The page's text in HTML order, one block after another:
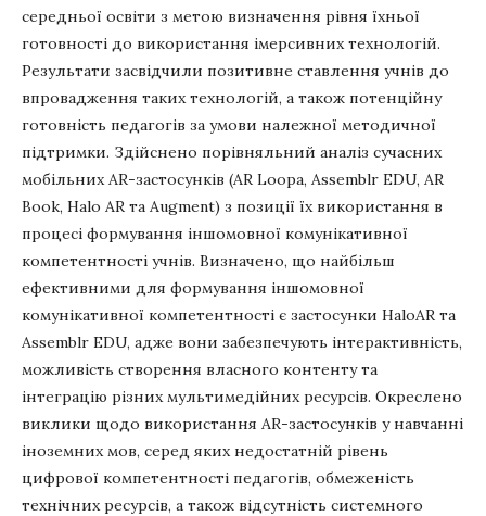
середньої освіти з метою визначення рівня їхньої
готовності до використання імерсивних технологій.
Результати засвідчили позитивне ставлення учнів до
впровадження таких технологій, а також потенційну
готовність педагогів за умови належної методичної
підтримки. Здійснено порівняльний аналіз сучасних
мобільних AR-застосунків (AR Loopa, Assemblr EDU, AR
Book, Halo AR та Augment) з позиції їх використання в
процесі формування іншомовної комунікативної
компетентності учнів. Визначено, що найбільш
ефективними для формування іншомовної
комунікативної компетентності є застосунки HaloAR та
Assemblr EDU, адже вони забезпечують інтерактивність,
можливість створення власного контенту та
інтеграцію різних мультимедійних ресурсів. Окреслено
виклики щодо використання AR-застосунків у навчанні
іноземних мов, серед яких недостатній рівень
цифрової компетентності педагогів, обмеженість
технічних ресурсів, а також відсутність системного